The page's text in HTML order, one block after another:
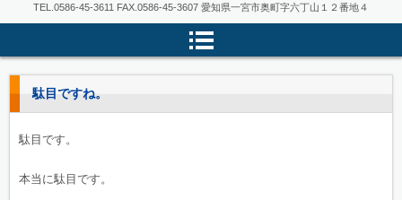
TEL.0586-45-3611 FAX.0586-45-3607 愛知県一宮市奥町字六丁山１２番地４
駄目ですね。
駄目です。
本当に駄目です。